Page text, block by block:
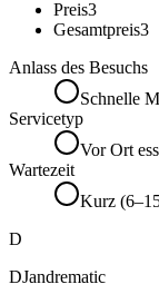
Preis3
Gesamtpreis3
Anlass des Besuchs
Schnelle
Servicetyp
Vor Ort
Wartezeit
Kurz
D
DJandrematic